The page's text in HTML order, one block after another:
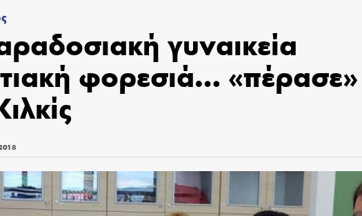
γυναικεία
φορεσιά…